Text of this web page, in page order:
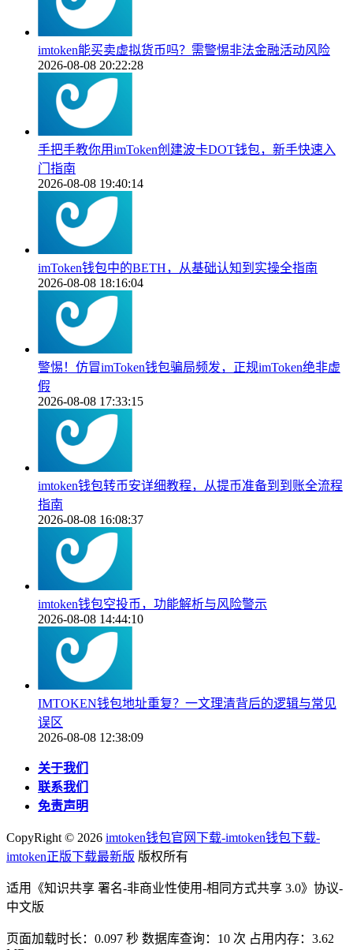
imtoken能买卖虚拟货币吗？需警惕非法金融活动风险
2026-08-08 20:22:28
手把手教你用imToken创建波卡DOT钱包，新手快速入
门指南
2026-08-08 19:40:14
imToken钱包中的BETH，从基础认知到实操全指南
2026-08-08 18:16:04
警惕！仿冒imToken钱包骗局频发，正规imToken绝非虚
假
2026-08-08 17:33:15
imtoken钱包转币安详细教程，从提币准备到到账全流程
指南
2026-08-08 16:08:37
imtoken钱包空投币，功能解析与风险警示
2026-08-08 14:44:10
IMTOKEN钱包地址重复？一文理清背后的逻辑与常见
误区
2026-08-08 12:38:09
关于我们
联系我们
免责声明
CopyRight © 2026 imtoken钱包官网下载-imtoken钱包下载-
imtoken正版下载最新版 版权所有
适用《知识共享 署名-非商业性使用-相同方式共享 3.0》协议-
中文版
页面加载时长：0.097 秒 数据库查询：10 次 占用内存：3.62